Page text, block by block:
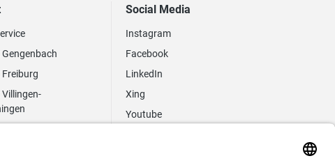
Social Media
Instagram
Facebook
LinkedIn
Xing
Youtube